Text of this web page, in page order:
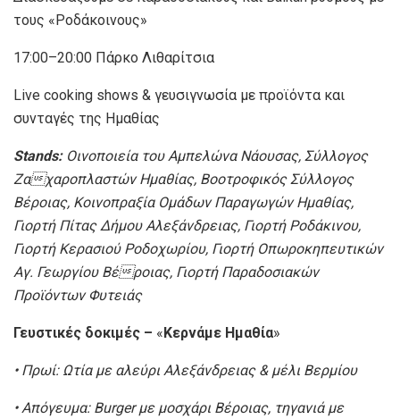
τους «Ροδάκοινους»
17:00–20:00 Πάρκο Λιθαρίτσια
Live cooking shows & γευσιγνωσία με προϊόντα και
συνταγές της Ημαθίας
Stands: Οινοποιεία του Αμπελώνα Νάουσας, Σύλλογος
Ζαχαροπλαστών Ημαθίας, Βοοτροφικός Σύλλογος
Βέροιας, Κοινοπραξία Ομάδων Παραγωγών Ημαθίας,
Γιορτή Πίτας Δήμου Αλεξάνδρειας, Γιορτή Ροδάκινου,
Γιορτή Κερασιού Ροδοχωρίου, Γιορτή Οπωροκηπευτικών
Αγ. Γεωργίου Βέροιας, Γιορτή Παραδοσιακών
Προϊόντων Φυτειάς
Γευστικές δοκιμές – «Κερνάμε Ημαθία»
• Πρωί: Ωτία με αλεύρι Αλεξάνδρειας & μέλι Βερμίου
• Απόγευμα: Burger με μοσχάρι Βέροιας, τηγανιά με